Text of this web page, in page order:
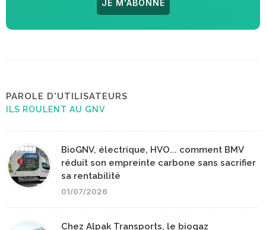
JE M'ABONNE
PAROLE D'UTILISATEURS
ILS ROULENT AU GNV
BioGNV, électrique, HVO... comment BMV
réduit son empreinte carbone sans sacrifier
sa rentabilité
01/07/2026
Chez Alpak Transports, le biogaz